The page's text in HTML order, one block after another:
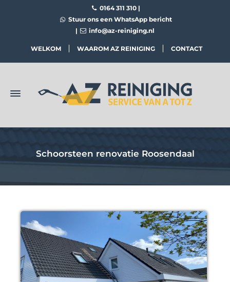
0164 311 310 |
Stuur ons een WhatsApp bericht
|
info@az-reiniging.nl
WELKOM WAAROM AZ REINIGING CONTACT
Schoorsteen renovatie Roosendaal